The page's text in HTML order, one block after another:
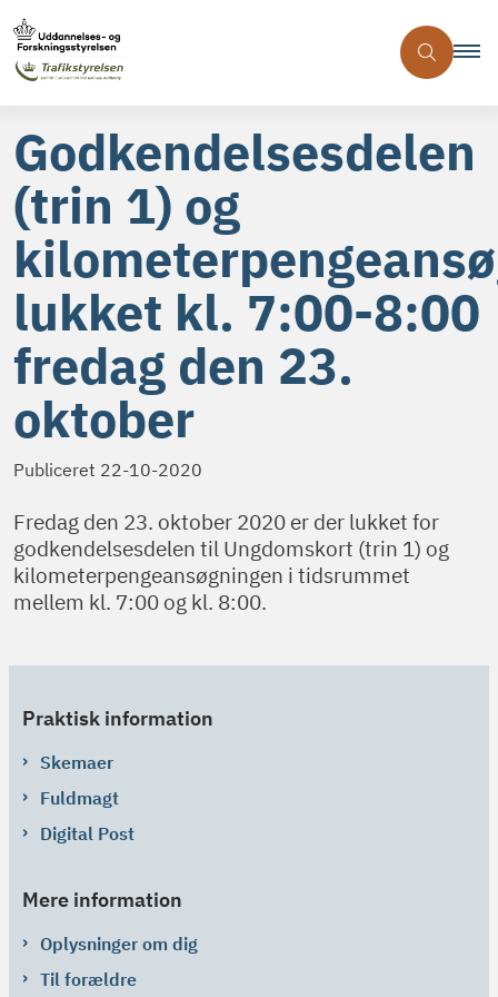
Godkendelsesdelen
(trin 1) og
lukket kl. 7:00-8:00
fredag den 23.
oktober
Publiceret 22-10-2020
Fredag den 23. oktober 2020 er der lukket for
godkendelsesdelen til Ungdomskort (trin 1) og
kilometerpengeansøgningen i tidsrummet
mellem kl. 7:00 og kl. 8:00.
Praktisk information
Skemaer
Fuldmagt
Digital Post
Mere information
Oplysninger om dig
Til forældre